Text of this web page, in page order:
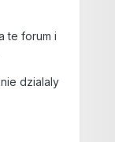
te forum i
dzialaly